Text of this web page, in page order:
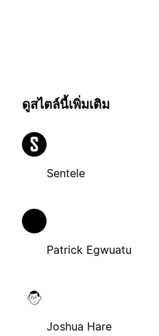
ดูสไตล์นี้เพิ่มเติม
Sentele
Patrick Egwuatu
Joshua Hare